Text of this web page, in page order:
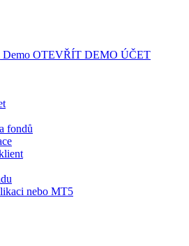
Demo OTEVŘÍT DEMO ÚČET
fondů
nebo MT5